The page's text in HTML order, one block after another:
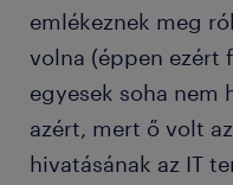
emlékeznek meg
volna (éppen ezért
egyesek soha nem
azért, mert ő volt
hivatásának az IT